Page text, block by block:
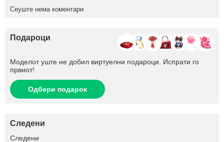
Сеуште нема коментари
Подароци
Моделот уште не добил виртуелни подароци. Испрати го
првиот!
Одбери подарок
Следени
Следени